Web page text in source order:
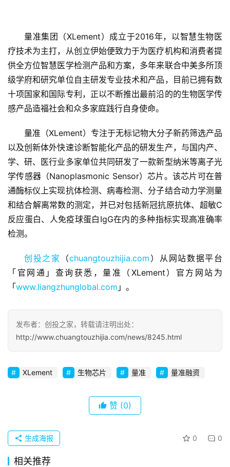
融
资
报
道
商
业
初
业
品
牌
发
购
重
组
注册
量准集团（XLement）成立于2016年，以智慧生物医
疗技术为主打，从创立伊始便致力于为医疗机构和消费者提
供全方位智慧医学检测产品和方案，多年来联合中美多所顶
级学府和研究单位自主研发专业技术和产品，目前已拥有数
十项国家和国际专利，正以不断推出最前沿的的生物医学传
感产品造福社会和众多家庭践行自身使命。
量准（XLement）专注于无标记物大分子新药筛选产品
以及创新体外快速诊断智能化产品的研发生产，与国内产、
学、研、医行业多家单位共同研发了一款新型纳米等离子光
学传感器（Nanoplasmonic Sensor）芯片。该芯片可在普
通酶标仪上实现抗体检测、病毒检测、分子结合动力学测量
和结合解离常数的测定，并已对包括新冠抗原抗体、超敏C
反应蛋白、人免疫球蛋白IgG在内的多种指标实现高准确率
检测。
创投之家 （chuangtouzhijia.com ）从网站数据平台
「官网通」查询获悉，量准（XLement）官方网站为
「www.liangzhunglobal.com 」。
发布者：创投之家，转载请注明出处：
http://www.chuangtouzhijia.com/news/8245.html
XLement 生物芯片 量准 量准融资
赞 (0)
0 0
生成海报
相关推荐